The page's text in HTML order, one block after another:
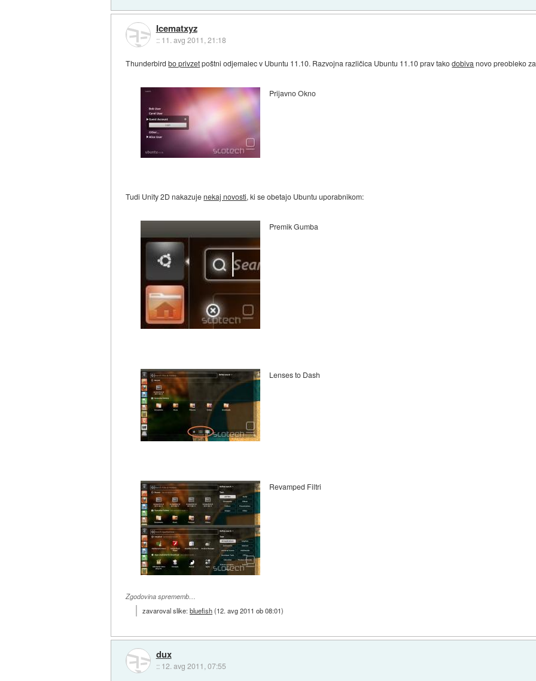
Icematxyz
:: 11. avg 2011, 21:18
Thunderbirdbo privzetpoštni odjemalec v Ubuntu 11.10. Razvojna različica Ubuntu 11.10 prav takodobiva novo preobleko
Prijavno Okno
Tudi Unity 2D nakazujenekaj novosti, ki se obetajo Ubuntu uporabnikom:
Premik Gumba
Lenses to Dash
Revamped Filtri
Zgodovina sprememb…
zavaroval slike:bluefish(12. avg 2011 ob 08:01)
dux
:: 12. avg 2011, 07:55